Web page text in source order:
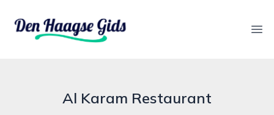
denhaagsegids.nl
Al Karam Restaurant